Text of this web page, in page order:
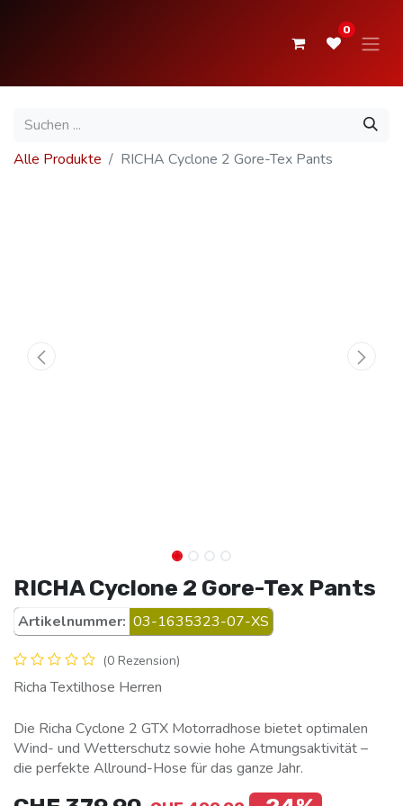
0
Alle Produkte RICHA Cyclone 2 Gore-Tex Pants
RICHA Cyclone 2 Gore-Tex Pants
Artikelnummer: 03-1635323-07-XS
(0 Rezension)
Richa Textilhose Herren
Die Richa Cyclone 2 GTX Motorradhose bietet optimalen
Wind- und Wetterschutz sowie hohe Atmungsaktivität –
die perfekte Allround-Hose für das ganze Jahr.